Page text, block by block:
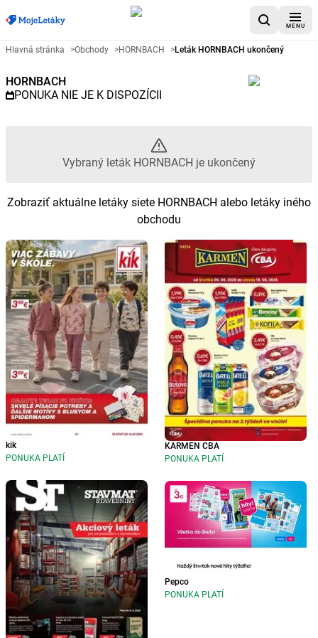
MENU
Reklamný leták HORNBACH -
Hlavná stránka >Obchody >HORNBACH >Leták HORNBACH ukončený
HORNBACH
PONUKA NIE JE K DISPOZÍCII
Vybraný leták HORNBACH je ukončený
Zobraziť aktuálne letáky siete HORNBACH alebo letáky iného
obchodu
kik
PONUKA PLATÍ
KARMEN CBA
PONUKA PLATÍ
Pepco
PONUKA PLATÍ